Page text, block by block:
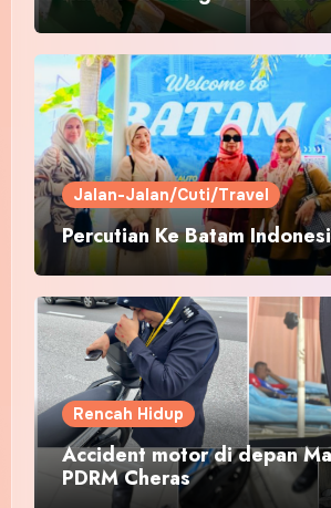
Pakaian Hari-Hari?
Jalan-Jalan/Cuti/Travel
Percutian Ke Batam
Rencah Hidup
Accident motor di depan
PDRM Cheras